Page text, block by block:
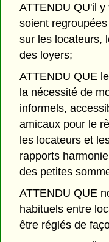
ATTENDU QU'il
soient
sur les locateurs,
des loyers;
ATTENDU QUE
la nécessité de
informels,
amicaux pour le
les locateurs et
rapports
des petites
ATTENDU QUE
habituels entre
être réglés de